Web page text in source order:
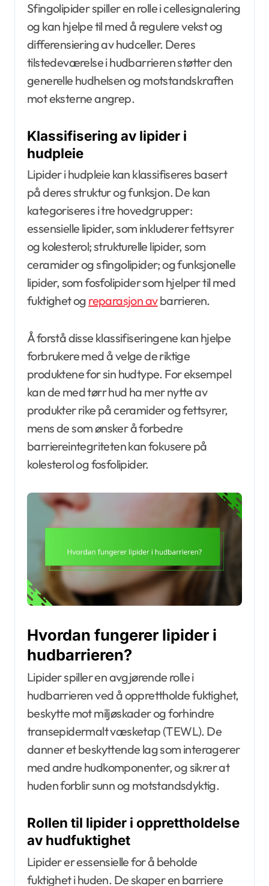
Sfingolipider spiller en rolle i cellesignalering
og kan hjelpe til med å regulere vekst og
differensiering av hudceller. Deres
tilstedeværelse i hudbarrieren støtter den
generelle hudhelsen og motstandskraften
mot eksterne angrep.
Klassifisering av lipider i
hudpleie
Lipider i hudpleie kan klassifiseres basert
på deres struktur og funksjon. De kan
kategoriseres i tre hovedgrupper:
essensielle lipider, som inkluderer fettsyrer
og kolesterol; strukturelle lipider, som
ceramider og sfingolipider; og funksjonelle
lipider, som fosfolipider som hjelper til med
fuktighet og reparasjon avbarrieren.
Å forstå disse klassifiseringene kan hjelpe
forbrukere med å velge de riktige
produktene for sin hudtype. For eksempel
kan de med tørr hud ha mer nytte av
produkter rike på ceramider og fettsyrer,
mens de som ønsker å forbedre
barriereintegriteten kan fokusere på
kolesterol og fosfolipider.
Hvordan fungerer lipider i
hudbarrieren?
Lipider spiller en avgjørende rolle i
hudbarrieren ved å opprettholde fuktighet,
beskytte mot miljøskader og forhindre
transepidermalt væsketap (TEWL). De
danner et beskyttende lag som interagerer
med andre hudkomponenter, og sikrer at
huden forblir sunn og motstandsdyktig.
Rollen til lipider i opprettholdelse
av hudfuktighet
Lipider er essensielle for å beholde
fuktighet i huden. De skaper en barriere